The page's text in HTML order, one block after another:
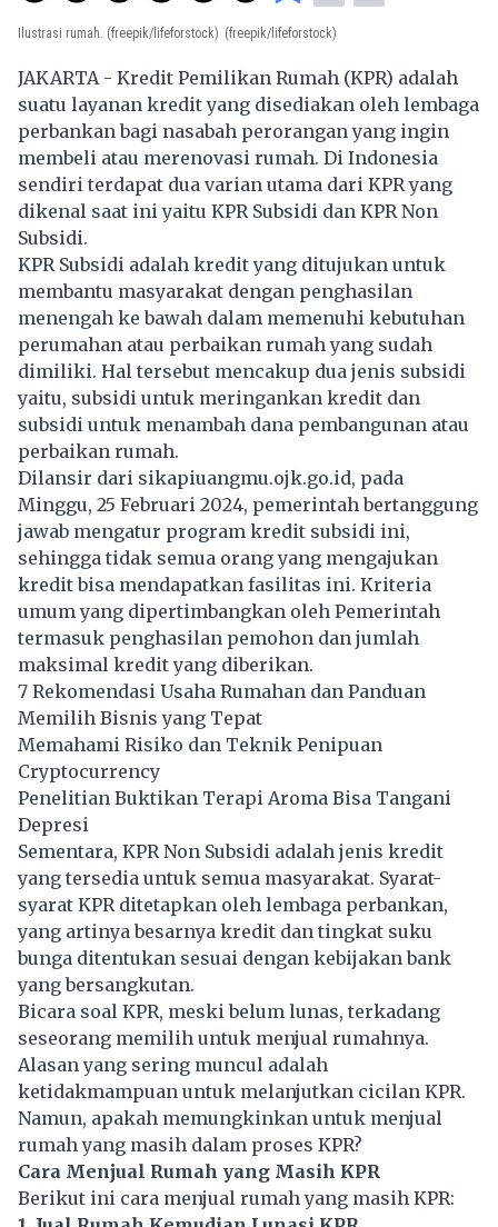
Ilustrasi rumah. (freepik/lifeforstock) (freepik/lifeforstock)
JAKARTA - Kredit Pemilikan Rumah (KPR) adalah
suatu layanan kredit yang disediakan oleh lembaga
perbankan bagi nasabah perorangan yang ingin
membeli atau merenovasi rumah. Di Indonesia
sendiri terdapat dua varian utama dari KPR yang
dikenal saat ini yaitu KPR Subsidi dan KPR Non
Subsidi.
KPR Subsidi adalah kredit yang ditujukan untuk
membantu masyarakat dengan penghasilan
menengah ke bawah dalam memenuhi kebutuhan
perumahan atau perbaikan rumah yang sudah
dimiliki. Hal tersebut mencakup dua jenis subsidi
yaitu, subsidi untuk meringankan kredit dan
subsidi untuk menambah dana pembangunan atau
perbaikan rumah.
Dilansir dari sikapiuangmu.ojk.go.id, pada
Minggu, 25 Februari 2024, pemerintah bertanggung
jawab mengatur program kredit subsidi ini,
sehingga tidak semua orang yang mengajukan
kredit bisa mendapatkan fasilitas ini. Kriteria
umum yang dipertimbangkan oleh Pemerintah
termasuk penghasilan pemohon dan jumlah
maksimal kredit yang diberikan.
7 Rekomendasi Usaha Rumahan dan Panduan
Memilih Bisnis yang Tepat
Memahami Risiko dan Teknik Penipuan
Cryptocurrency
Penelitian Buktikan Terapi Aroma Bisa Tangani
Depresi
Sementara, KPR Non Subsidi adalah jenis kredit
yang tersedia untuk semua masyarakat. Syarat-
syarat KPRditetapkan oleh lembaga perbankan,
yang artinya besarnya kredit dan tingkat suku
bunga ditentukan sesuai dengan kebijakan bank
yang bersangkutan.
Bicara soal KPR, meski belum lunas, terkadang
seseorang memilih untuk menjual rumahnya.
Alasan yang sering muncul adalah
ketidakmampuan untuk melanjutkan cicilan KPR.
Namun, apakah memungkinkan untuk menjual
rumah yang masih dalam proses KPR?
Cara Menjual Rumah yang Masih KPR
Berikut ini cara menjual rumah yang masih KPR: